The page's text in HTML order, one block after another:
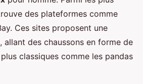
des plateformes comme
Ces sites proposent une
allant des chaussons en forme de
classiques comme les pandas